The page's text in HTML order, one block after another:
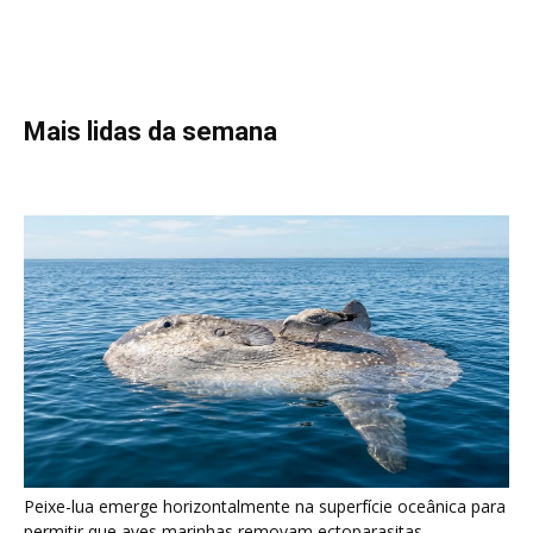
Peixe-lua emerge horizontalmente na superfície oceânica para
permitir que aves marinhas removam ectoparasitas
Seriema utiliza pernas longas e arremessa serpentes contra
rochas para subjugar presas peçonhentas nos campos